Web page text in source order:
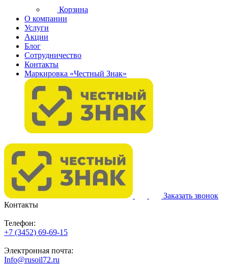
Корзина
О компании
Услуги
Акции
Блог
Сотрудничество
Контакты
Маркировка «Честный Знак»
Заказать звонок
Контакты
Телефон:
+7 (3452) 69-69-15
Электронная почта:
Info@rusoil72.ru